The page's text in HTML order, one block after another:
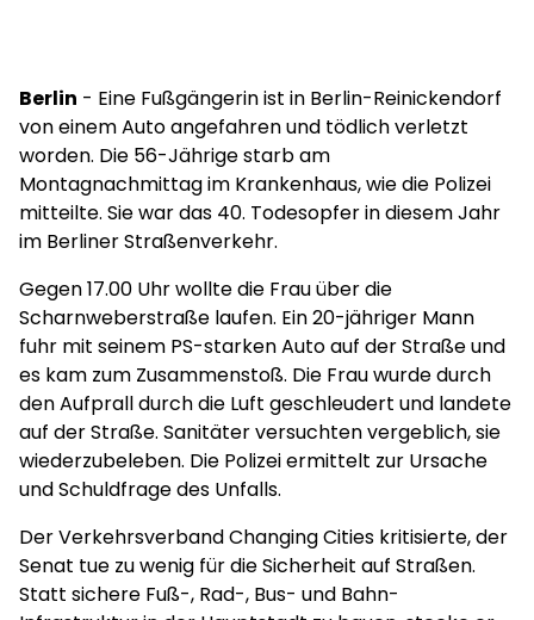
Berlin - Eine Fußgängerin ist in Berlin-Reinickendorf
von einem Auto angefahren und tödlich verletzt
worden. Die 56-Jährige starb am
Montagnachmittag im Krankenhaus, wie die Polizei
mitteilte. Sie war das 40. Todesopfer in diesem Jahr
im Berliner Straßenverkehr.
Gegen 17.00 Uhr wollte die Frau über die
Scharnweberstraße laufen. Ein 20-jähriger Mann
fuhr mit seinem PS-starken Auto auf der Straße und
es kam zum Zusammenstoß. Die Frau wurde durch
den Aufprall durch die Luft geschleudert und landete
auf der Straße. Sanitäter versuchten vergeblich, sie
wiederzubeleben. Die Polizei ermittelt zur Ursache
und Schuldfrage des Unfalls.
Der Verkehrsverband Changing Cities kritisierte, der
Senat tue zu wenig für die Sicherheit auf Straßen.
Statt sichere Fuß-, Rad-, Bus- und Bahn-